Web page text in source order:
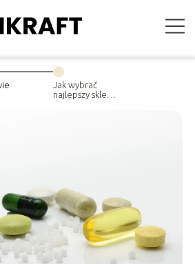
Jak wybrać
najlepszy sklep z